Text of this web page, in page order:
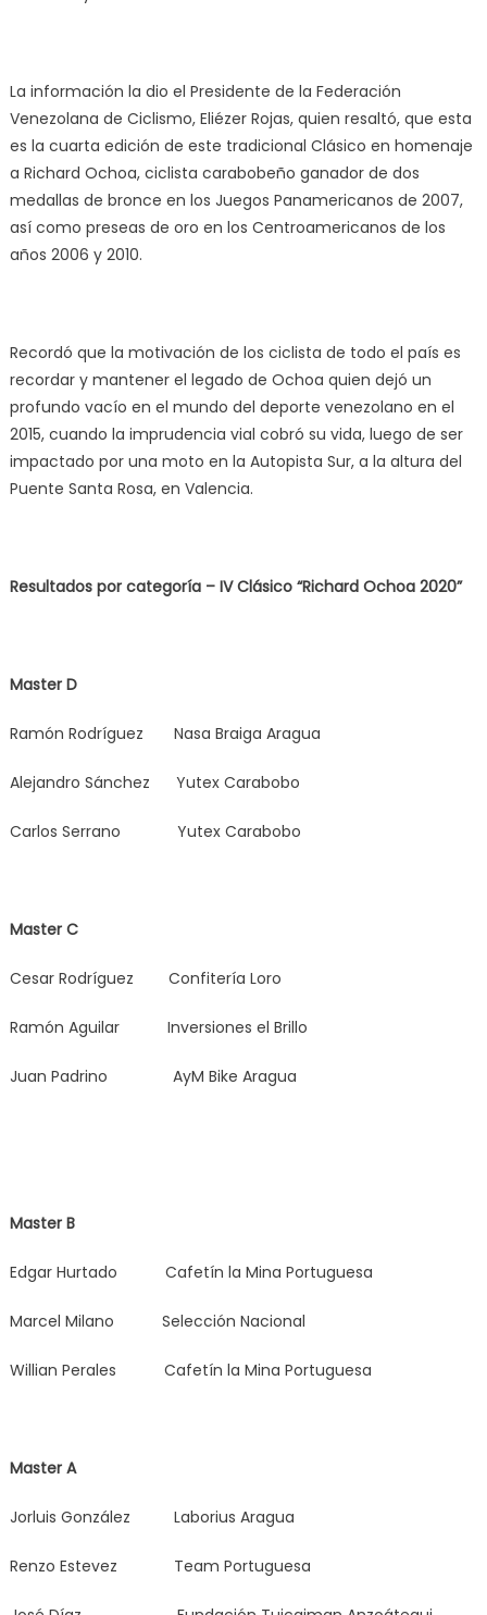
La información la dio el Presidente de la Federación
Venezolana de Ciclismo, Eliézer Rojas, quien resaltó, que esta
es la cuarta edición de este tradicional Clásico en homenaje
a Richard Ochoa, ciclista carabobeño ganador de dos
medallas de bronce en los Juegos Panamericanos de 2007,
así como preseas de oro en los Centroamericanos de los
años 2006 y 2010.
Recordó que la motivación de los ciclista de todo el país es
recordar y mantener el legado de Ochoa quien dejó un
profundo vacío en el mundo del deporte venezolano en el
2015, cuando la imprudencia vial cobró su vida, luego de ser
impactado por una moto en la Autopista Sur, a la altura del
Puente Santa Rosa, en Valencia.
Resultados por categoría – IV Clásico “Richard Ochoa 2020”
Master D
Ramón Rodríguez Nasa Braiga Aragua
Alejandro Sánchez Yutex Carabobo
Carlos Serrano Yutex Carabobo
Master C
Cesar Rodríguez Confitería Loro
Ramón Aguilar Inversiones el Brillo
Juan Padrino AyM Bike Aragua
Master B
Edgar Hurtado Cafetín la Mina Portuguesa
Marcel Milano Selección Nacional
Willian Perales Cafetín la Mina Portuguesa
Master A
Jorluis González Laborius Aragua
Renzo Estevez Team Portuguesa